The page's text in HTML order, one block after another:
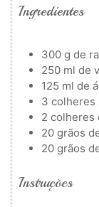
Ingredientes
300 g de
250 ml de
125 ml de
3 colheres
2 colheres
20 grãos
20 grãos
Instruções